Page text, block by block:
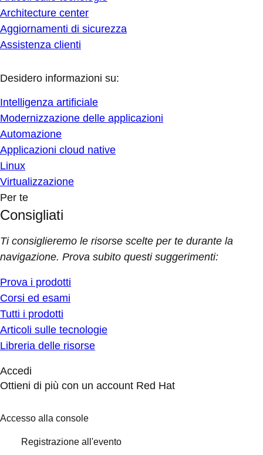
Architecture center
Aggiornamenti di sicurezza
Assistenza clienti
Desidero informazioni su:
Intelligenza artificiale
Modernizzazione delle applicazioni
Automazione
Applicazioni cloud native
Linux
Virtualizzazione
Per te
Consigliati
Ti consiglieremo le risorse scelte per te durante la
navigazione. Prova subito questi suggerimenti:
Prova i prodotti
Corsi ed esami
Tutti i prodotti
Articoli sulle tecnologie
Libreria delle risorse
Accedi
Ottieni di più con un account Red Hat
Accesso alla console
Registrazione all'evento